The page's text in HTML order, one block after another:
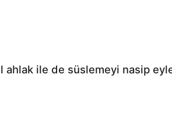
ahlak ile de süslemeyi nasip